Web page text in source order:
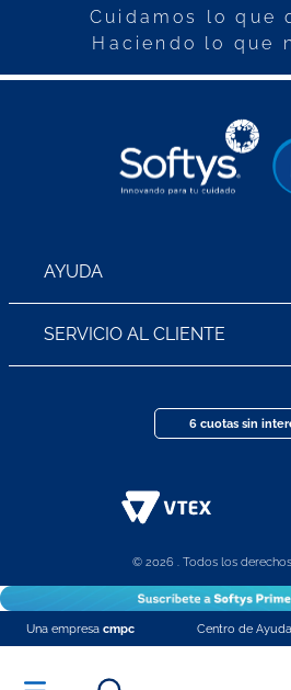
Cuidamos lo que
Haciendo lo que
AYUDA
SERVICIO AL CLIENTE
6 cuotas sin
© 2026 . Todos los
Una empresa cmpc Centro de Ayuda